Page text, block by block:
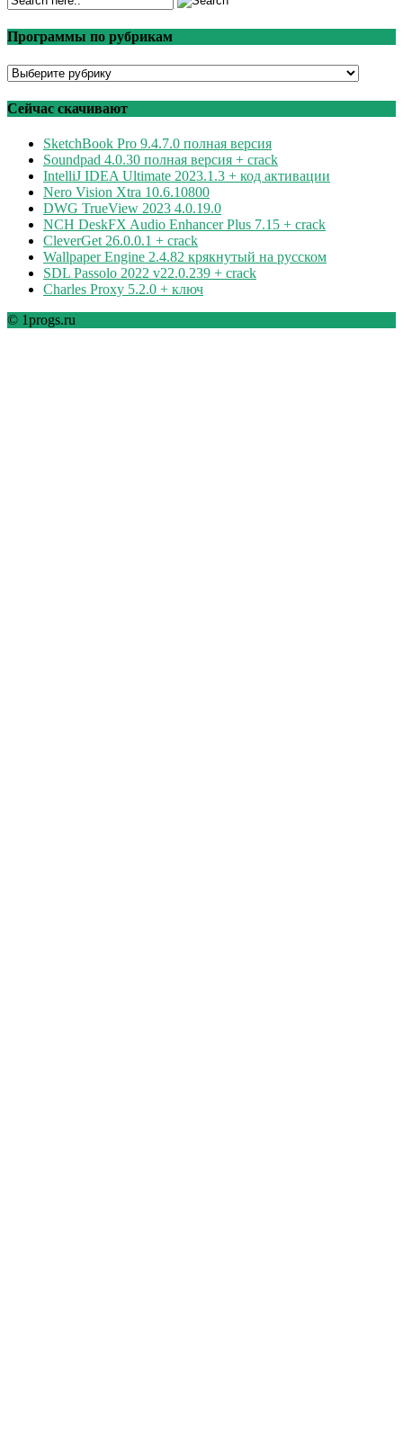
Программы по рубрикам
Программы
рубрикам
Сейчас скачивают
SketchBook Pro 9.4.7.0 полная версия
Soundpad 4.0.30 полная версия + crack
IntelliJ IDEA Ultimate 2023.1.3 + код активации
Nero Vision Xtra 10.6.10800
DWG TrueView 2023 4.0.19.0
NCH DeskFX Audio Enhancer Plus 7.15 + crack
CleverGet 26.0.0.1 + crack
Wallpaper Engine 2.4.82 крякнутый на русском
SDL Passolo 2022 v22.0.239 + crack
Charles Proxy 5.2.0 + ключ
© 1progs.ru